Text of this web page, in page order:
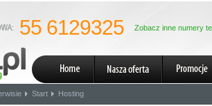
55 6129325 Zobacz inne numery
Start Hosting